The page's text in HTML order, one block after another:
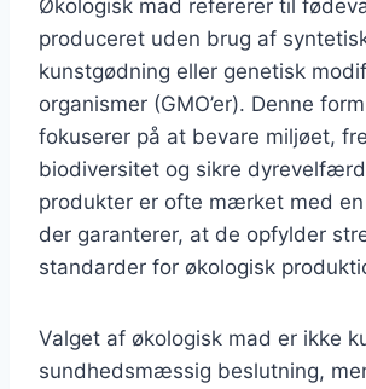
Økologisk mad refererer til
produceret uden brug af
kunstgødning eller genetisk
organismer (GMO’er). Denne
fokuserer på at bevare miljøet,
biodiversitet og sikre
produkter er ofte mærket med
der garanterer, at de opfylder
standarder for økologisk
Valget af økologisk mad er ikke
sundhedsmæssig beslutning,